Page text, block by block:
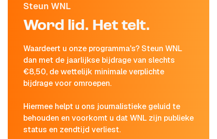
Steun WNL
Word lid. Het telt.
Waardeert u onze programma's? Steun WNL
dan met de jaarlijkse bijdrage van slechts
€8,50, de wettelijk minimale verplichte
bijdrage voor omroepen.
Hiermee helpt u ons journalistieke geluid te
behouden en voorkomt u dat WNL zijn publieke
status en zendtijd verliest.